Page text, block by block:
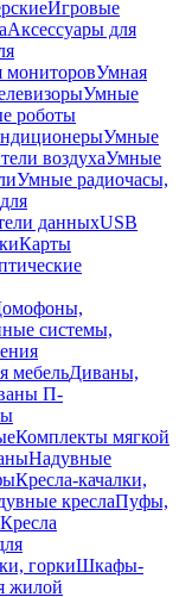
Игровые
Аксессуары для
Умная
Умные
роботы
Умные
воздухаУмные
Умные радиочасы,
данныхUSB
Карты
системы,
мебельДиваны,
П-
Комплекты мягкой
Надувные
Кресла-качалки,
креслаПуфы,
Кресла
горкиШкафы-
жилой